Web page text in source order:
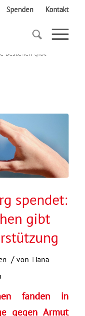
Spenden Kontakt
Bestehen gibt
spendet:
gibt
/ von Tiana
fanden in
gegen Armut